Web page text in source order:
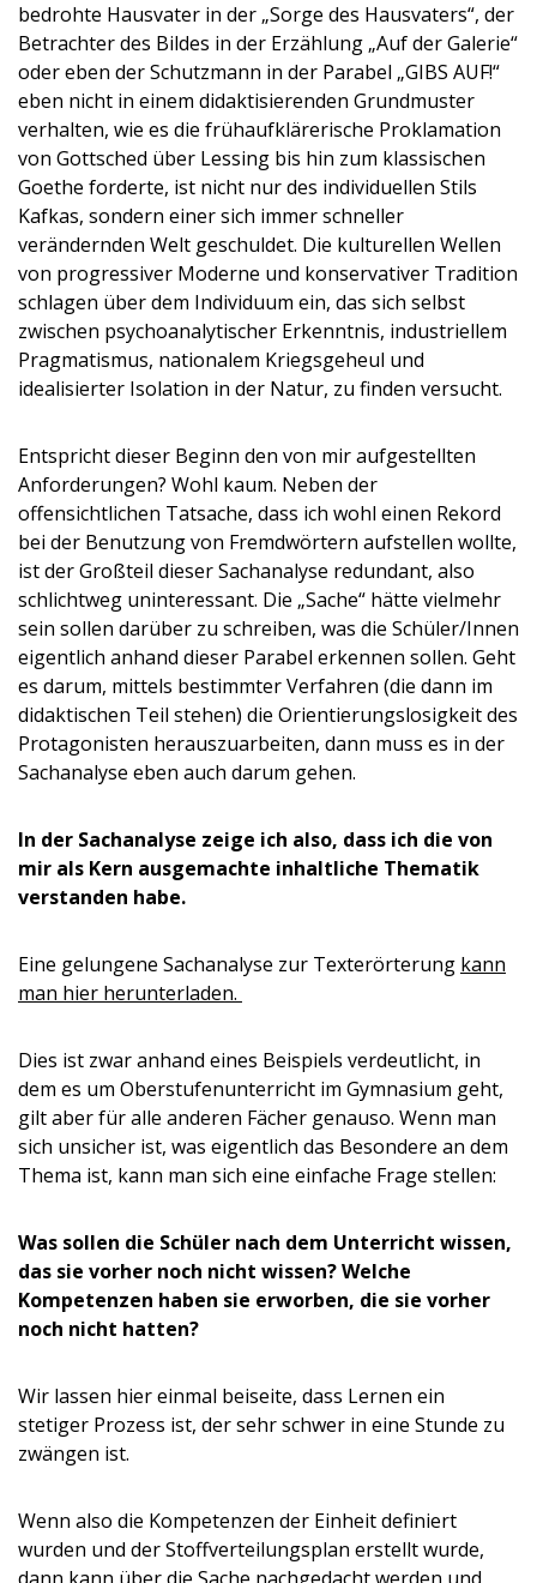
bedrohte Hausvater in der „Sorge des Hausvaters“, der
Betrachter des Bildes in der Erzählung „Auf der Galerie“
oder eben der Schutzmann in der Parabel „GIBS AUF!“
eben nicht in einem didaktisierenden Grundmuster
verhalten, wie es die frühaufklärerische Proklamation
von Gottsched über Lessing bis hin zum klassischen
Goethe forderte, ist nicht nur des individuellen Stils
Kafkas, sondern einer sich immer schneller
verändernden Welt geschuldet. Die kulturellen Wellen
von progressiver Moderne und konservativer Tradition
schlagen über dem Individuum ein, das sich selbst
zwischen psychoanalytischer Erkenntnis, industriellem
Pragmatismus, nationalem Kriegsgeheul und
idealisierter Isolation in der Natur, zu finden versucht.
Entspricht dieser Beginn den von mir aufgestellten
Anforderungen? Wohl kaum. Neben der
offensichtlichen Tatsache, dass ich wohl einen Rekord
bei der Benutzung von Fremdwörtern aufstellen wollte,
ist der Großteil dieser Sachanalyse redundant, also
schlichtweg uninteressant. Die „Sache“ hätte vielmehr
sein sollen darüber zu schreiben, was die Schüler/Innen
eigentlich anhand dieser Parabel erkennen sollen. Geht
es darum, mittels bestimmter Verfahren (die dann im
didaktischen Teil stehen) die Orientierungslosigkeit des
Protagonisten herauszuarbeiten, dann muss es in der
Sachanalyse eben auch darum gehen.
In der Sachanalyse zeige ich also, dass ich die von
mir als Kern ausgemachte inhaltliche Thematik
verstanden habe.
Eine gelungene Sachanalyse zur Texterörterung kann
man hier herunterladen.
Dies ist zwar anhand eines Beispiels verdeutlicht, in
dem es um Oberstufenunterricht im Gymnasium geht,
gilt aber für alle anderen Fächer genauso. Wenn man
sich unsicher ist, was eigentlich das Besondere an dem
Thema ist, kann man sich eine einfache Frage stellen:
Was sollen die Schüler nach dem Unterricht wissen,
das sie vorher noch nicht wissen? Welche
Kompetenzen haben sie erworben, die sie vorher
noch nicht hatten?
Wir lassen hier einmal beiseite, dass Lernen ein
stetiger Prozess ist, der sehr schwer in eine Stunde zu
zwängen ist.
Wenn also die Kompetenzen der Einheit definiert
wurden und der Stoffverteilungsplan erstellt wurde,